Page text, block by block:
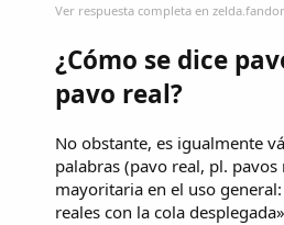
Ver respuesta completa en
¿Cómo se dice
pavo real?
No obstante, es igualmente
palabras (pavo real, pl. pavos
mayoritaria en el uso
reales con la cola